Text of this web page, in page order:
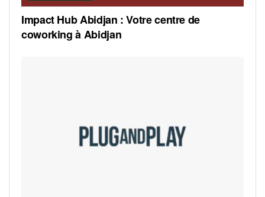
Impact Hub Abidjan : Votre centre de
coworking à Abidjan